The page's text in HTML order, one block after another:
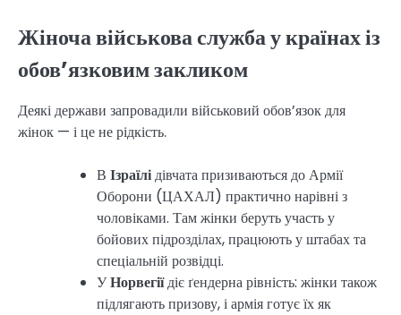
Жіноча військова служба у країнах із
обов’язковим закликом
Деякі держави запровадили військовий обов’язок для
жінок — і це не рідкість.
В Ізраїлідівчата призиваються до Армії
Оборони (ЦАХАЛ) практично нарівні з
чоловіками. Там жінки беруть участь у
бойових підрозділах, працюють у штабах та
спеціальній розвідці.
УНорвегіїдіє ґендерна рівність: жінки також
підлягають призову, і армія готує їх як